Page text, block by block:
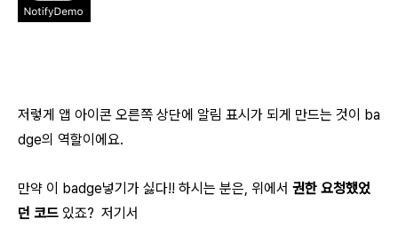
저렇게 앱 아이콘 오른쪽 상단에 알림 표시가 되게 만드는 것이 ba
dge의 역할이에요.
만약 이 badge넣기가 싫다!! 하시는 분은, 위에서 권한 요청했었
던 코드 있죠? 저기서